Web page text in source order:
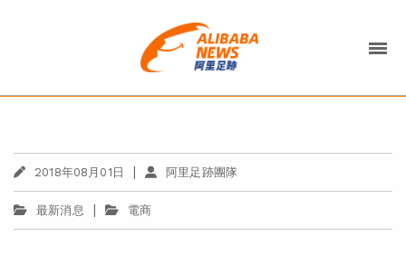
2018年08月01日 | 阿里足跡團隊
最新消息 | 電商